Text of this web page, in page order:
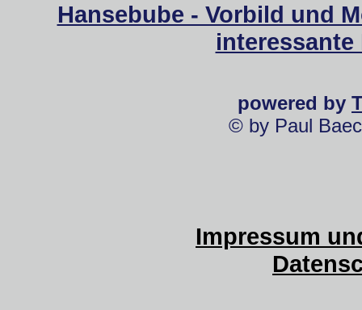
Hansebube - Vorbild und
powered by
© by Paul
Impressum